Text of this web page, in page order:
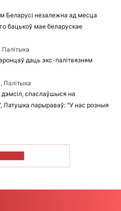
Беларусі незалежна ад месца
бацькоў мае беларускае
даць экс-палітвязням
Палітыка
спаслаўшыся на
Латушка парыраваў: "У нас розныя